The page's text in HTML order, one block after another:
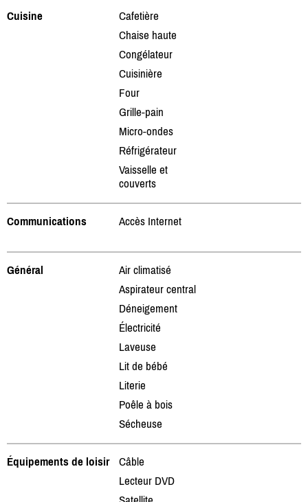
Cuisine
Cafetière
Chaise haute
Congélateur
Cuisinière
Four
Grille-pain
Micro-ondes
Réfrigérateur
Vaisselle et
couverts
Communications Accès Internet
Général
Air climatisé
Aspirateur central
Déneigement
Électricité
Laveuse
Lit de bébé
Literie
Poêle à bois
Sécheuse
Équipements de loisir
Câble
Lecteur DVD